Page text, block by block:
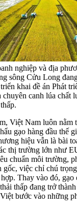
nghiệp và địa
sông Cửu Long
khai đề án Phát
chuyên canh lúa chất
Việt Nam luôn nằm
gạo hàng đầu thế
hiệu vẫn là bài
thị trường lớn như
chuẩn môi trường,
gốc, việc chỉ chú
Thay vào đó, gạo
thấp đang trở
bước vào những